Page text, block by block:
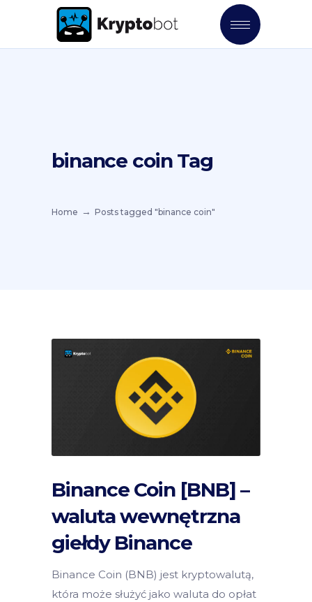
binance coin Tag
Home Posts tagged "binance coin"
Binance Coin [BNB] –
waluta wewnętrzna
giełdy Binance
Binance Coin (BNB) jest kryptowalutą,
która może służyć jako waluta do opłat